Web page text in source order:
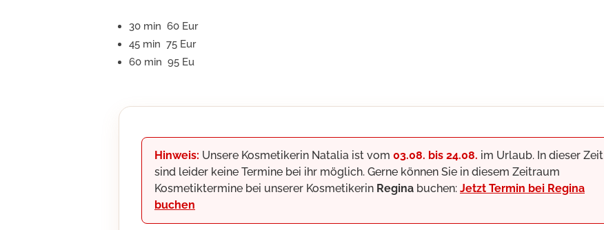
30 min 60 Eur
45 min 75 Eur
60 min 95 Eu
Hinweis: Unsere Kosmetikerin Natalia ist vom 03.08. bis 24.08. im Urlaub. In dieser Zeit
sind leider keine Termine bei ihr möglich. Gerne können Sie in diesem Zeitraum
Kosmetiktermine bei unserer Kosmetikerin Regina buchen: Jetzt Termin bei Regina
buchen